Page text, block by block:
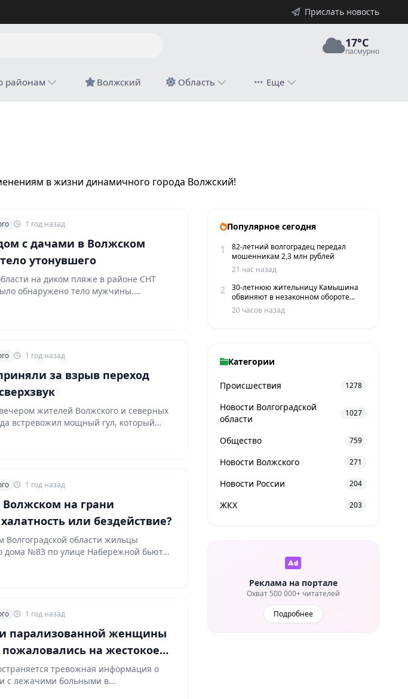
Прислать новость
17°C
пасмурно
районам Волжский Область Еще
в жизни динамичного города Волжский!
1 год назад
с дачами в Волжском
утонувшего
на диком пляже в районе СНТ
обнаружено тело мужчины.…
1 год назад
за взрыв переход
жителей Волжского и северных
встревожил мощный гул, который
1 год назад
на грани
или бездействие?
Волгоградской области жильцы
дома №83 по улице Набережной бьют
1 год назад
парализованной женщины
на жестокое
тревожная информация о
с лежачими больными в
больницы…
Популярное сегодня
1
82-летний волгоградец передал
мошенникам 2,3 млн рублей
21 час назад
2
30-летнюю жительницу Камышина
обвиняют в незаконном обороте
наркотиков
20 часов назад
Категории
Происшествия 1278
Новости Волгоградской
области
1027
Общество 759
Новости Волжского 271
Новости России 204
ЖКХ 203
Реклама на портале
Охват 500 000+ читателей
Подробнее